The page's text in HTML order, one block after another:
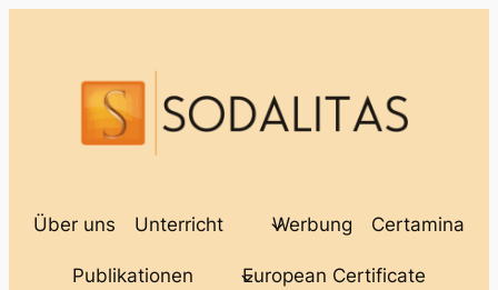
Über uns Unterricht Werbung Certamina
Publikationen European Certificate